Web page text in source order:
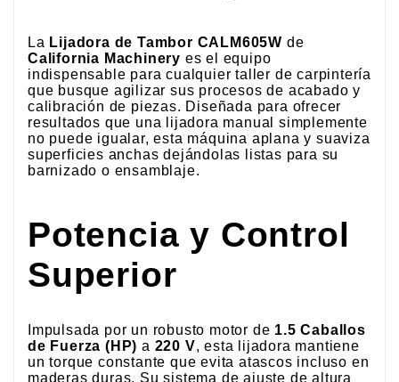
La Lijadora de Tambor CALM605W de
California Machinery es el equipo
indispensable para cualquier taller de carpintería
que busque agilizar sus procesos de acabado y
calibración de piezas. Diseñada para ofrecer
resultados que una lijadora manual simplemente
no puede igualar, esta máquina aplana y suaviza
superficies anchas dejándolas listas para su
barnizado o ensamblaje.
Potencia y Control
Superior
Impulsada por un robusto motor de 1.5 Caballos
de Fuerza (HP) a 220 V, esta lijadora mantiene
un torque constante que evita atascos incluso en
maderas duras. Su sistema de ajuste de altura